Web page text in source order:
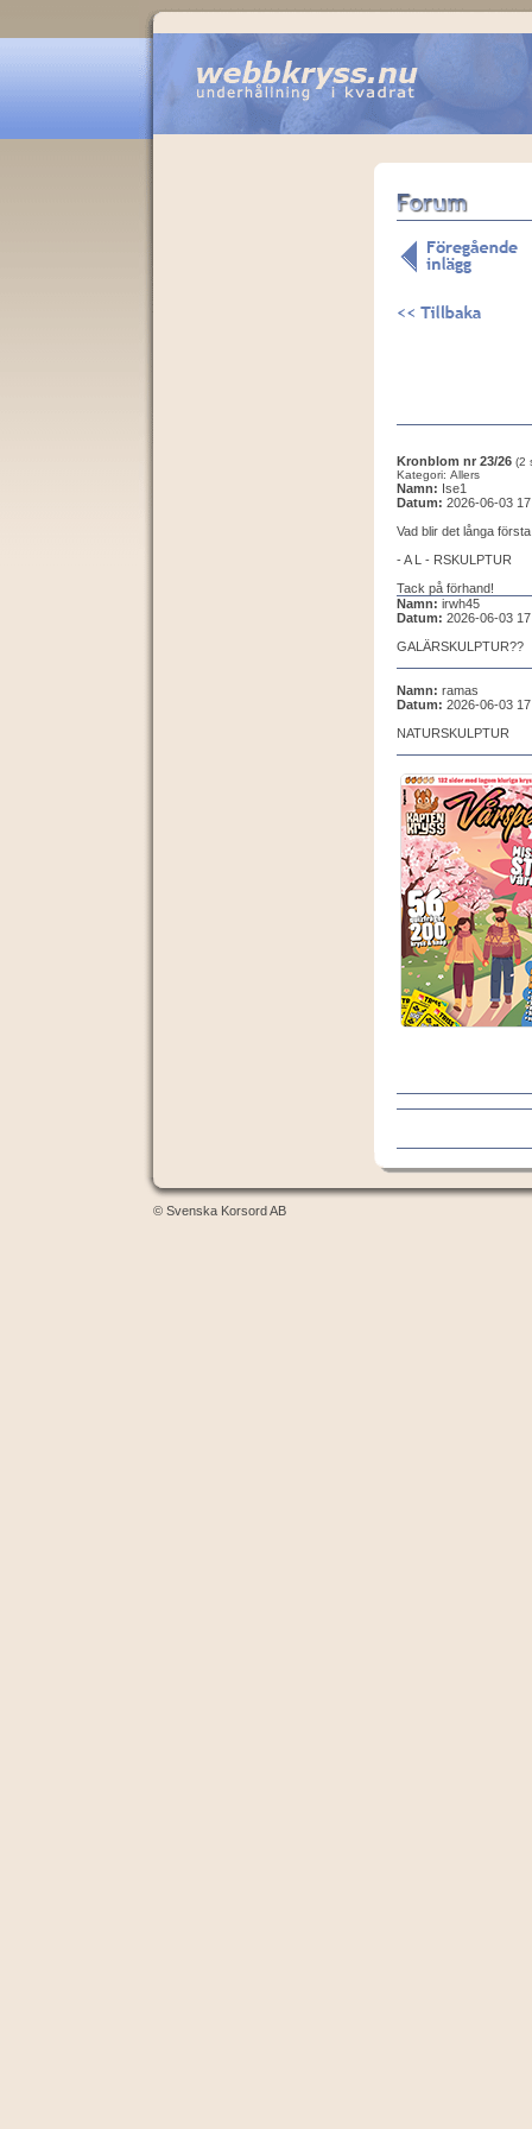
Kronblom nr 23/26 (2
Kategori: Allers
Namn: Ise1
Datum: 2026-06-03
Vad blir det långa
- A L - RSKULPTUR
Tack på förhand!
Namn: irwh45
Datum: 2026-06-03
GALÄRSKULPTUR??
Namn: ramas
Datum: 2026-06-03
NATURSKULPTUR
© Svenska Korsord AB